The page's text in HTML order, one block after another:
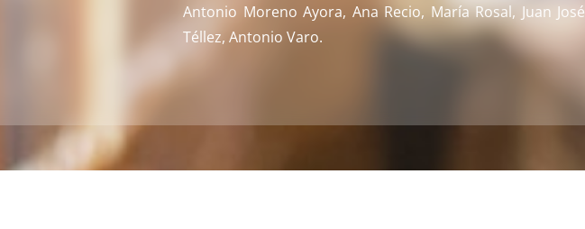
Antonio Moreno Ayora, Ana Recio, María Rosal, Juan José
Téllez, Antonio Varo.